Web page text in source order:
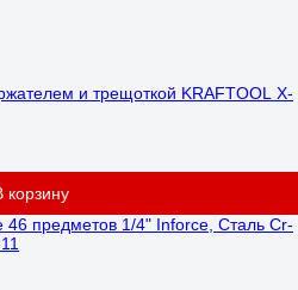
и трещоткой KRAFTOOL X-
корзину